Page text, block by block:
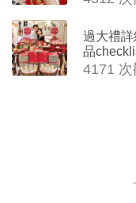
過大禮
品
吉祥說話
4171 次
8大成功求婚
好？如何求婚
麼？一次過解